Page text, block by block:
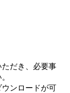
だき、必要事
ンロードが可